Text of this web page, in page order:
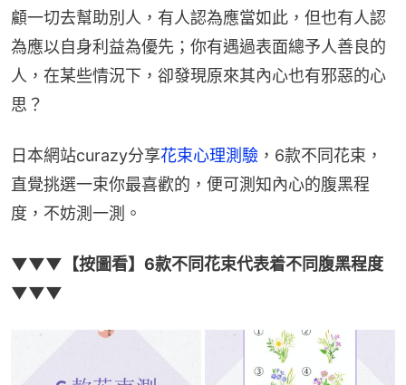
顧一切去幫助別人，有人認為應當如此，但也有人認
為應以自身利益為優先；你有遇過表面總予人善良的
人，在某些情況下，卻發現原來其內心也有邪惡的心
思？
日本網站curazy分享花束心理測驗 ，6款不同花束，
直覺挑選一束你最喜歡的，便可測知內心的腹黑程
度，不妨測一測。
▼▼▼【按圖看】6款不同花束代表着不同腹黑程度
▼▼▼